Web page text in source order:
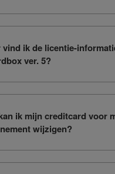
vind ik de licentie-
ver. 5?
ik mijn creditcard voor
wijzigen?